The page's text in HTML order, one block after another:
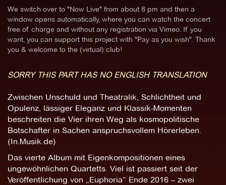
We switch over to "Now Live" from about 8 pm and then a
window opens automatically, where you can watch the concert
free of charge and without any registration via Vimeo. If you
want, you can support this project with "Pay as you wish". Thank
you & welcome to the (virtual) club!
SORRY THIS PART HAS NO ENGLISH TRANSLATION
Zwischen Unschuld und Theatralik, Schlichtheit und
Opulenz, lässiger Eleganz und Klassik-Momenten
beschreiten die Vier ihren Weg als kosmopolitische
Botschafter in Sachen anspruchsvollem Hörerleben.
(In.Musik.de)
Das vierte Album mit Eigenkompositionen eines
ungewöhnlichen Quartetts. Viel ist passiert seit der
Veröffentlichung von „Euphoria“ Ende 2016 – zwei